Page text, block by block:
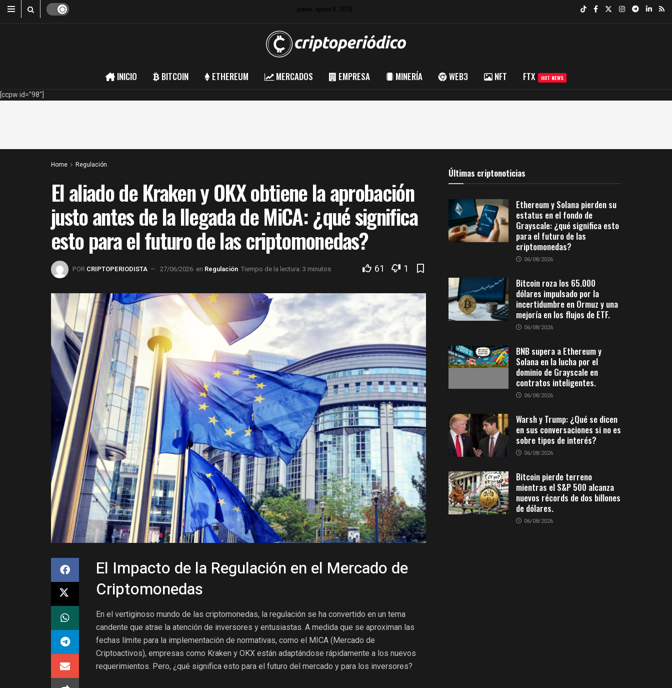
jueves, agosto 6, 2026
INICIO BITCOIN ETHEREUM MERCADOS EMPRESA MINERÍA WEB3 NFT FTX HOT NEWS
[ccpw id="98"]
Home Regulación
El aliado de Kraken y OKX obtiene la aprobación
justo antes de la llegada de MiCA: ¿qué significa
esto para el futuro de las criptomonedas?
POR CRIPTOPERIODISTA 27/06/2026 en Regulación Tiempo de la lectura: 3 minutos 61 1
El Impacto de la Regulación en el Mercado de
Criptomonedas
En el vertiginoso mundo de las criptomonedas, la regulación se ha convertido en un tema
candente que atrae la atención de inversores y entusiastas. A medida que se aproximan las
fechas límite para la implementación de normativas, como el MICA (Mercado de
Criptoactivos), empresas como Kraken y OKX están adaptándose rápidamente a los nuevos
requerimientos. Pero, ¿qué significa esto para el futuro del mercado y para los inversores?
Últimas criptonoticias
Ethereum y Solana pierden su
estatus en el fondo de
Grayscale: ¿qué significa esto
para el futuro de las
criptomonedas?
06/08/2026
Bitcoin roza los 65.000
dólares impulsado por la
incertidumbre en Ormuz y una
mejoría en los flujos de ETF.
06/08/2026
BNB supera a Ethereum y
Solana en la lucha por el
dominio de Grayscale en
contratos inteligentes.
06/08/2026
Warsh y Trump: ¿Qué se dicen
en sus conversaciones si no es
sobre tipos de interés?
06/08/2026
Bitcoin pierde terreno
mientras el S&P 500 alcanza
nuevos récords de dos billones
de dólares.
06/08/2026